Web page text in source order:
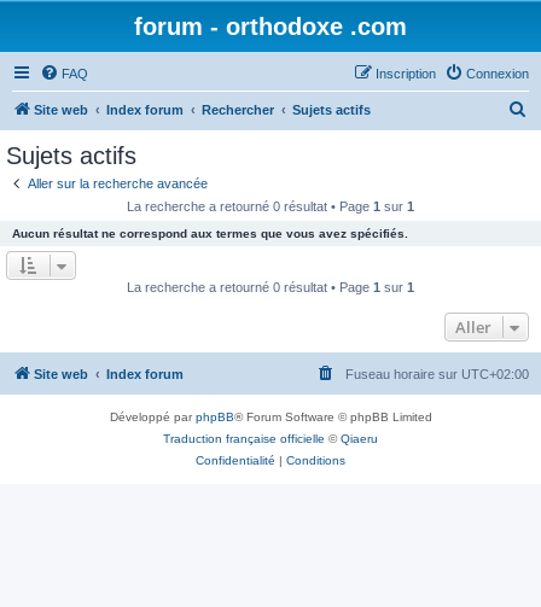
forum - orthodoxe .com
FAQ Connexion
Inscription
Site web Index forum Rechercher Sujets actifs
e
r
Sujets actifs
Aller sur la recherche avancée
La recherche a retourné 0 résultat • Page 1 sur 1
Aucun résultat ne correspond aux termes que vous avez spécifiés.
La recherche a retourné 0 résultat • Page 1 sur 1
Aller
Site web Index forum Fuseau horaire sur UTC+02:00
Développé parphpBB® Forum Software © phpBB Limited
Traduction française officielle ©Qiaeru
Confidentialité | Conditions